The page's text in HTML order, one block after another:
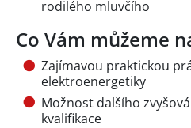
rodilého mluvčího
Co Vám můžeme
Zajímavou praktickou
elektroenergetiky
Možnost dalšího
kvalifikace